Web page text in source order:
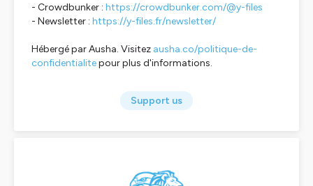
- Crowdbunker : https://crowdbunker.com/@y-files
- Newsletter : https://y-files.fr/newsletter/
Hébergé par Ausha. Visitez ausha.co/politique-de-
confidentialitepour plus d'informations.
Support us